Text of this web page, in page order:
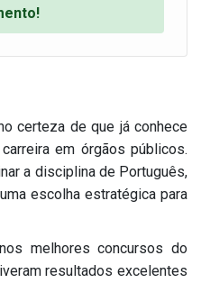
certeza de que já conhece
em órgãos públicos.
a disciplina de Português,
escolha estratégica para
melhores concursos do
resultados excelentes